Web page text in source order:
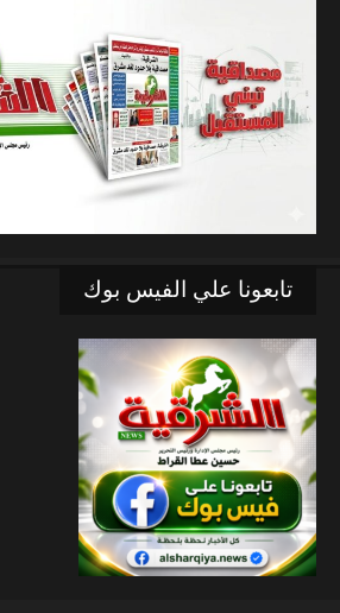
تابعونا علي الفيس بوك